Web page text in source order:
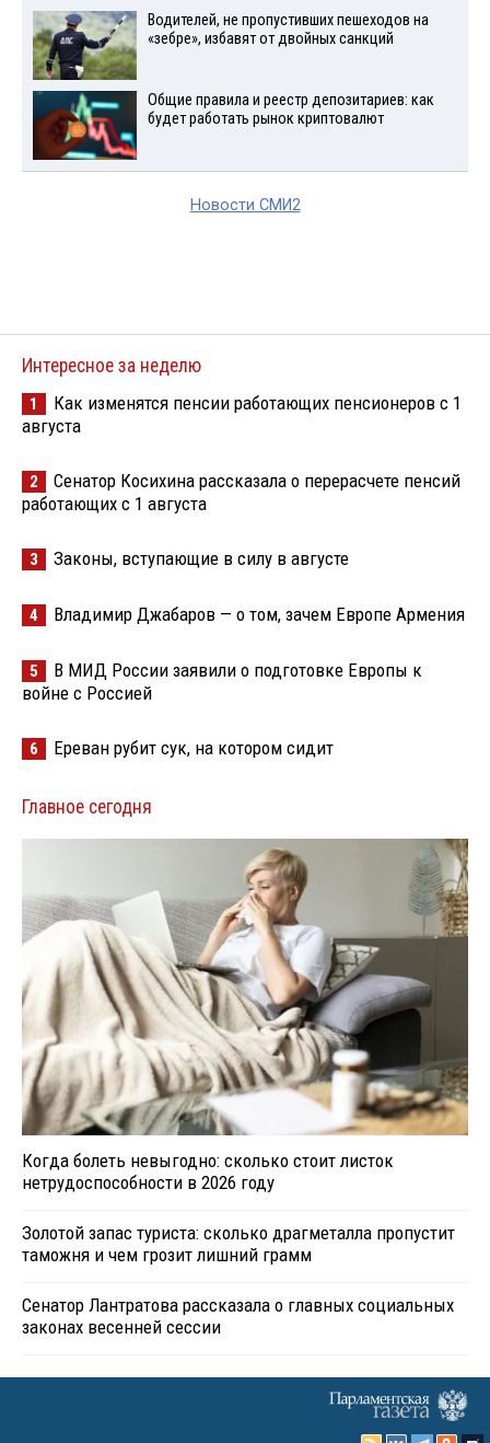
Водителей, не пропустивших пешеходов на
«зебре», избавят от двойных санкций
Общие правила и реестр депозитариев: как
будет работать рынок криптовалют
Новости СМИ2
Интересное за неделю
1
Как изменятся пенсии работающих пенсионеров с 1
августа
2
Сенатор Косихина рассказала о перерасчете пенсий
работающих с 1 августа
3 Законы, вступающие в силу в августе
4 Владимир Джабаров — о том, зачем Европе Армения
5
В МИД России заявили о подготовке Европы к
войне с Россией
6 Ереван рубит сук, на котором сидит
Главное сегодня
Когда болеть невыгодно: сколько стоит листок
нетрудоспособности в 2026 году
Золотой запас туриста: сколько драгметалла пропустит
таможня и чем грозит лишний грамм
Сенатор Лантратова рассказала о главных социальных
законах весенней сессии